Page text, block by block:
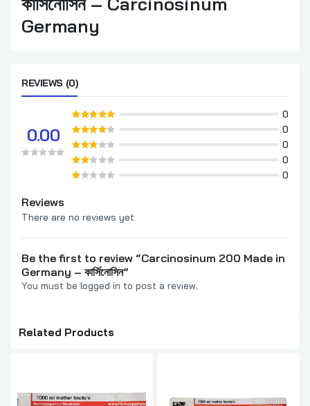
Germany
REVIEWS (0)
0.00
0
0
0
0
0
Reviews
There are no reviews yet.
Be the first to review “Carcinosinum 200 Made in
Germany – কার্সিনোসিন”
You must be logged in to post a review.
Related Products